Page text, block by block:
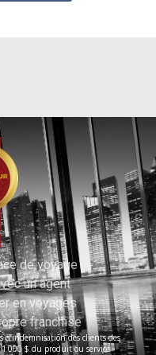
de voyage
un agent
en voyages
franchise
des clients des
1 000 $ du produit ou service